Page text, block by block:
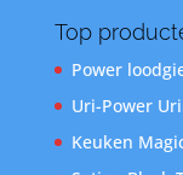
Top
Power
Uri-Power
Keuken